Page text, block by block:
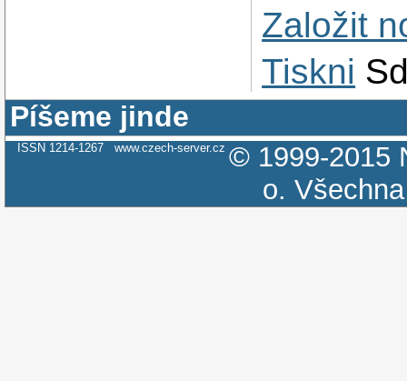
Založit
Tiskni
Píšeme jinde
ISSN 1214-1267 www.czech-server.cz © 1999-2015
o.